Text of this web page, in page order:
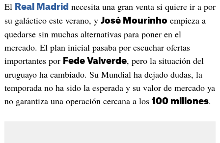
El Real Madrid necesita una gran venta si quiere ir a por
su galáctico este verano, y José Mourinho empieza a
quedarse sin muchas alternativas para poner en el
mercado. El plan inicial pasaba por escuchar ofertas
importantes por Fede Valverde, pero la situación del
uruguayo ha cambiado. Su Mundial ha dejado dudas, la
temporada no ha sido la esperada y su valor de mercado ya
no garantiza una operación cercana a los 100 millones.